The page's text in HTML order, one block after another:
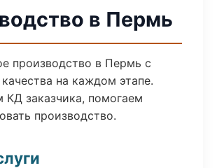
в Пермь
производство в Пермь с
на каждом этапе.
заказчика, помогаем
производство.